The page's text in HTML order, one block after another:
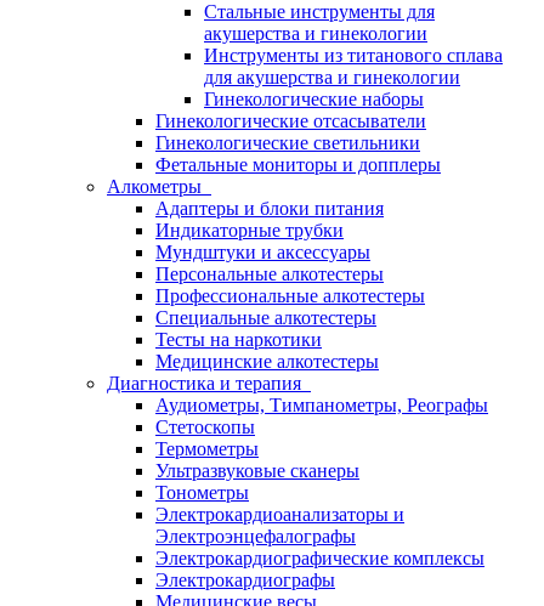
Стальные инструменты для
акушерства и гинекологии
Инструменты из титанового сплава
для акушерства и гинекологии
Гинекологические наборы
Гинекологические отсасыватели
Гинекологические светильники
Фетальные мониторы и допплеры
Алкометры
Адаптеры и блоки питания
Индикаторные трубки
Мундштуки и аксессуары
Персональные алкотестеры
Профессиональные алкотестеры
Специальные алкотестеры
Тесты на наркотики
Медицинские алкотестеры
Диагностика и терапия
Аудиометры, Тимпанометры, Реографы
Стетоскопы
Термометры
Ультразвуковые сканеры
Тонометры
Электрокардиоанализаторы и
Электроэнцефалографы
Электрокардиографические комплексы
Электрокардиографы
Медицинские весы